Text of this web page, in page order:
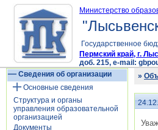
Министерство
Государственное
Пермский край, г.
доб. 215, e-mail:
Сведения об организации
Основные сведения
Структура и органы
управления образовательной
организацией
Документы
»